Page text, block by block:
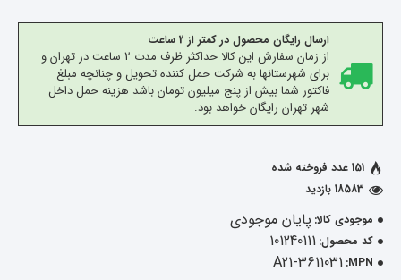
ارسال رایگان محصول در کمتر از 2 ساعت
از زمان سفارش این کالا حداکثر ظرف مدت 2 ساعت در تهران و
برای شهرستانها به شرکت حمل کننده تحویل و چنانچه مبلغ
فاکتور شما بیش از پنج میلیون تومان باشد هزینه حمل داخل
شهر تهران رایگان خواهد بود.
موجودی کالا: پایان موجودی
کد محصول: 101240111
MPN:
A21-3611031
151 عدد فروخته شده
18583 بازدید